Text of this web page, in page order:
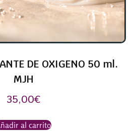
DE OXIGENO 50 ml.
MJH
35,00€
al carrito